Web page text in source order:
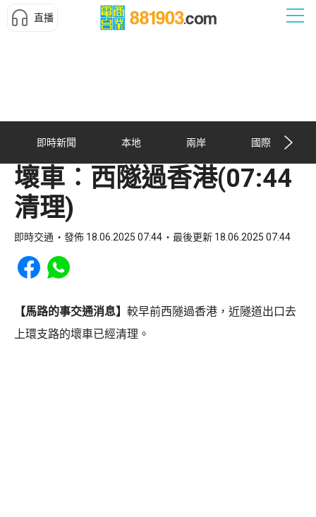
直播
即時新聞 本地 兩岸 國際
壞車︰西隧過香港(07:44
清理)
即時交通 發佈 18.06.2025 07:44 最後更新 18.06.2025 07:44
Share to Facebook
Share to WhatsApp
【馬路的事交通消息】 較早前西隧過香港，近隧道出口去
上環支路的壞車已經清理。